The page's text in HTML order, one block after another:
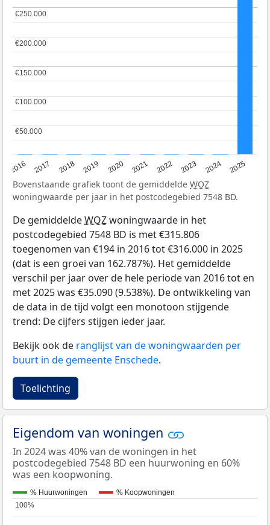
2016 2017 2018 2019 2020 2021 2022 2023 2024 2025
€50.000
€50.000
€100.000
€100.000
€150.000
€150.000
€200.000
€200.000
€250.000
€250.000
Bovenstaande grafiek toont de gemiddelde WOZ
woningwaarde per jaar in het postcodegebied 7548 BD.
De gemiddeldeWOZwoningwaarde in het
postcodegebied 7548 BD is met €315.806
toegenomen van €194 in 2016 tot €316.000 in 2025
(dat is een groei van 162.787%). Het gemiddelde
verschil per jaar over de hele periode van 2016 tot en
met 2025 was €35.090 (9.538%). De ontwikkeling van
de data in de tijd volgt een monotoon stijgende
trend: De cijfers stijgen ieder jaar.
Bekijk ook de ranglijst van de woningwaarden per
buurt in de gemeente Enschede.
Toelichting
Eigendom van woningen
In 2024 was 40% van de woningen in het
postcodegebied 7548 BD een huurwoning en 60%
was een koopwoning.
% Huurwoningen
% Koopwoningen
100%
100%